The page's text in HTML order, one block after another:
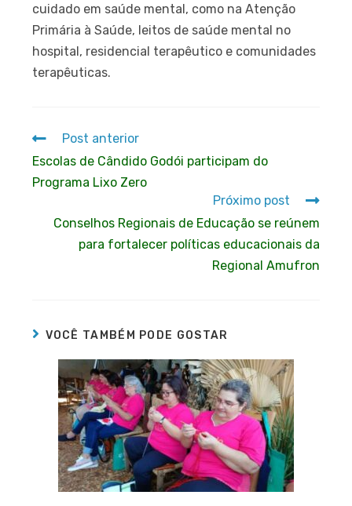
cuidado em saúde mental, como na Atenção
Primária à Saúde, leitos de saúde mental no
hospital, residencial terapêutico e comunidades
terapêuticas.
Post anterior
Escolas de Cândido Godói participam do
Programa Lixo Zero
Próximo post
Conselhos Regionais de Educação se reúnem
para fortalecer políticas educacionais da
Regional Amufron
VOCÊ TAMBÉM PODE GOSTAR